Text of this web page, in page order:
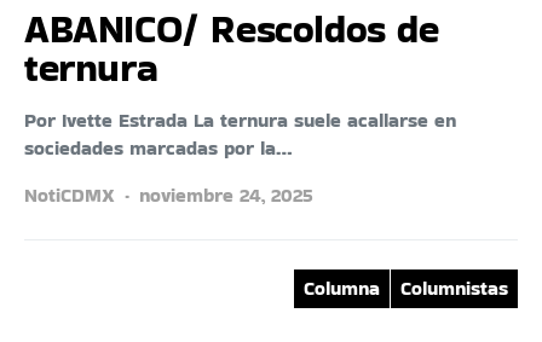
ABANICO/ Rescoldos de
ternura
Por Ivette Estrada La ternura suele acallarse en
sociedades marcadas por la…
NotiCDMX
noviembre 24, 2025
Columna Columnistas